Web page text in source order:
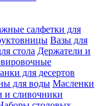
салфетки для
Вазы для
стола Держатели и
для десертов
для воды Масленки
сливочники